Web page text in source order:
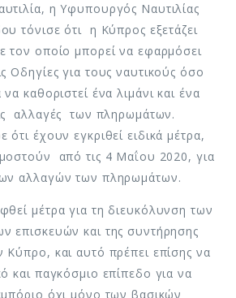
η Υφυπουργός Ναυτιλίας
τόνισε ότι η Κύπρος εξετάζει
τον οποίο μπορεί να εφαρμόσει
Οδηγίες για τους ναυτικούς όσο
καθοριστεί ένα λιμάνι και ένα
αλλαγές των πληρωμάτων.
έχουν εγκριθεί ειδικά μέτρα,
από τις 4 Μαΐου 2020, για
αλλαγών των πληρωμάτων.
μέτρα για τη διευκόλυνση των
επισκευών και της συντήρησης
και αυτό πρέπει επίσης να
και παγκόσμιο επίπεδο για να
όχι μόνο των βασικών